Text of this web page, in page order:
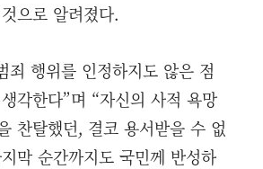
으로 알려졌다.
죄 행위를 인정하지도 않은 점
각한다”며 “자신의 사적 욕망
찬탈했던, 결코 용서받을 수 없
막 순간까지도 국민께 반성하